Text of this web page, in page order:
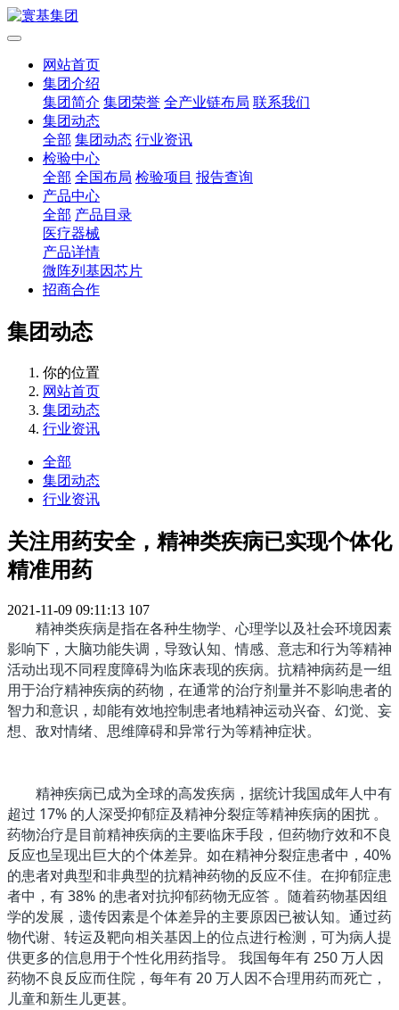
网站首页
集团介绍
集团简介 集团荣誉 全产业链布局 联系我们
集团动态
全部 集团动态 行业资讯
检验中心
全部 全国布局 检验项目 报告查询
产品中心
全部 产品目录
医疗器械
产品详情
微阵列基因芯片
招商合作
集团动态
你的位置
网站首页
集团动态
行业资讯
全部
集团动态
行业资讯
关注用药安全，精神类疾病已实现个体化
精准用药
2021-11-09 09:11:13 107
精神类疾病是指在各种生物学、心理学以及社会环境因素
影响下，大脑功能失调，导致认知、情感、意志和行为等精神
活动出现不同程度障碍为临床表现的疾病。 抗精神病药是一组
用于治疗精神疾病的药物，在通常的治疗剂量并不影响患者的
智力和意识，却能有效地控制患者地精神运动兴奋、幻觉、妄
想、敌对情绪、思维障碍和异常行为等精神症状。
精神疾病已成为全球的高发疾病，据统计我国成年人中有
超过 17% 的人深受抑郁症及精神分裂症等精神疾病的困扰 。
药物治疗是目前精神疾病的主要临床手段，但药物疗效和不良
反应也呈现出巨大的个体差异。如在精神分裂症患者中，40%
的患者对典型和非典型的抗精神药物的反应不佳。在抑郁症患
者中，有 38% 的患者对抗抑郁药物无应答 。随着药物基因组
学的发展，遗传因素是个体差异的主要原因已被认知。通过药
物代谢、转运及靶向相关基因上的位点进行检测，可为病人提
供更多的信息用于个性化用药指导。 我国每年有 250 万人因
药物不良反应而住院，每年有 20 万人因不合理用药而死亡，
儿童和新生儿更甚。